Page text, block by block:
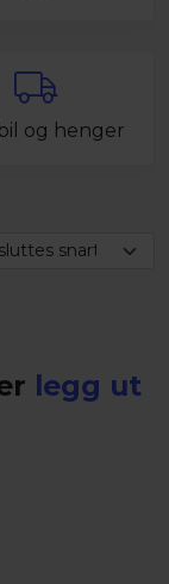
og henger
legg ut